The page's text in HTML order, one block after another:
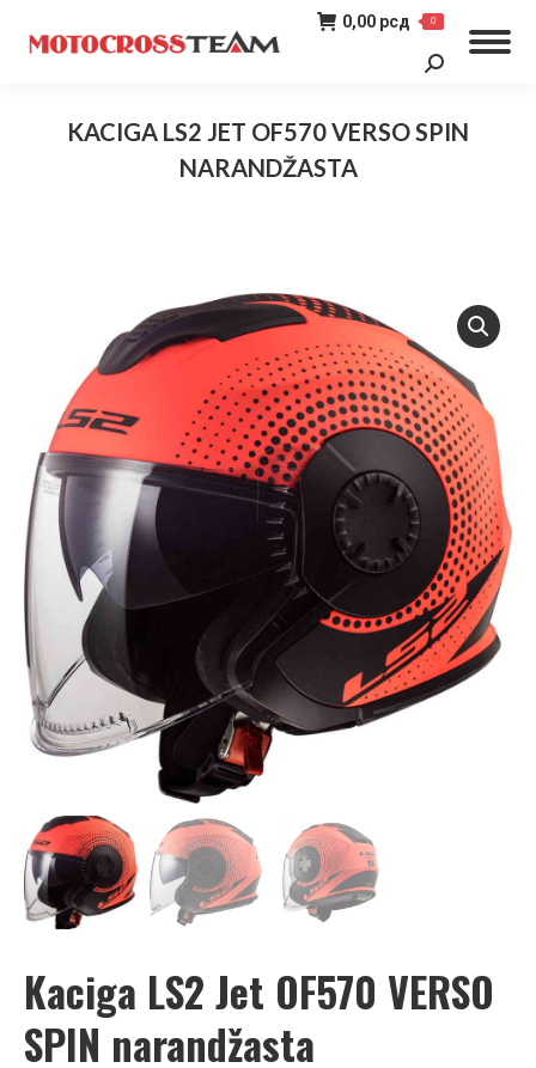
0,00 рсд 0
Search:
KACIGA LS2 JET OF570 VERSO SPIN
NARANDŽASTA
Kaciga LS2 Jet OF570 VERSO
SPIN narandžasta